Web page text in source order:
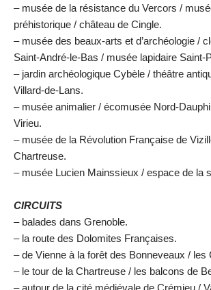
– musée de la résistance du Vercors /
préhistorique / château de Cingle.
– musée des beaux-arts et d’archéologie /
Saint-André-le-Bas / musée lapidaire Saint-
– jardin archéologique Cybèle / théâtre
Villard-de-Lans.
– musée animalier / écomusée Nord-
Virieu.
– musée de la Révolution Française de
Chartreuse.
– musée Lucien Mainssieux / espace de la
CIRCUITS
– balades dans Grenoble.
– la route des Dolomites Françaises.
– de Vienne à la forêt des Bonneveaux / les
– le tour de la Chartreuse / les balcons de
– autour de la cité médiévale de Crémieu /